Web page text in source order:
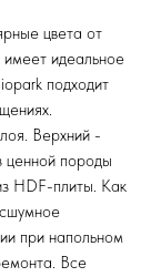
цвета от
идеальное
подходит
Верхний -
ценной породы
HDF-плиты. Как
при напольном
Все